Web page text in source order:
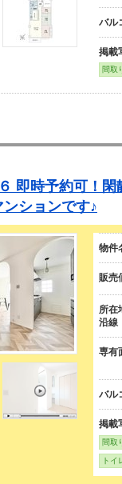
バル
掲載
間取
即時予約可！閑
ションです♪
物件
販売
所在
沿線
専有
バル
掲載
間取
トイ